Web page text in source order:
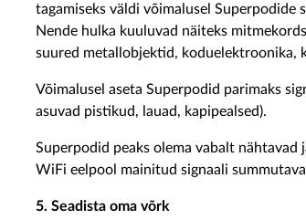
tagamiseks väldi võimalusel Superpodide
Nende hulka kuuluvad näiteks
suured metallobjektid, koduelektroonika,
Võimalusel aseta Superpodid parimaks
asuvad pistikud, lauad, kapipealsed).
Superpodid peaks olema vabalt nähtavad
WiFi eelpool mainitud signaali
5. Seadista oma võrk